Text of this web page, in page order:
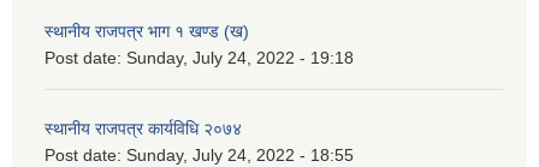
स्थानीय राजपत्र भाग १ खण्ड (ख)
Post date: Sunday, July 24, 2022 - 19:18
स्थानीय राजपत्र कार्यविधि २०७४
Post date: Sunday, July 24, 2022 - 18:55